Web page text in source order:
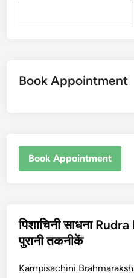
Book Appointment
Book Appointment
पिशाचिनी साधना
पुरानी तकनीकें
Karnpisachini